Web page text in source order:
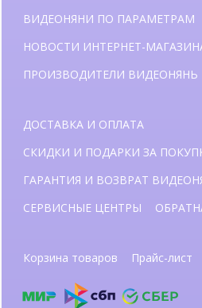
ВИДЕОНЯНИ ПО ПАРАМЕТРАМ
НОВОСТИ ИНТЕРНЕТ-
ПРОИЗВОДИТЕЛИ ВИДЕОНЯНЬ
ДОСТАВКА И ОПЛАТА
СКИДКИ И ПОДАРКИ ЗА
ГАРАНТИЯ И ВОЗВРАТ
СЕРВИСНЫЕ ЦЕНТРЫ
Корзина товаров Прайс-лист